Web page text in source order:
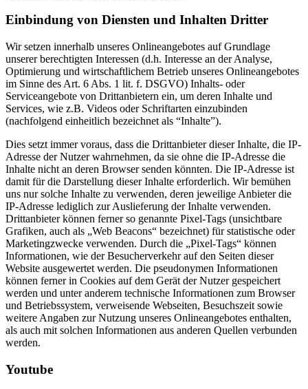
Einbindung von Diensten und Inhalten Dritter
Wir setzen innerhalb unseres Onlineangebotes auf Grundlage
unserer berechtigten Interessen (d.h. Interesse an der Analyse,
Optimierung und wirtschaftlichem Betrieb unseres Onlineangebotes
im Sinne des Art. 6 Abs. 1 lit. f. DSGVO) Inhalts- oder
Serviceangebote von Drittanbietern ein, um deren Inhalte und
Services, wie z.B. Videos oder Schriftarten einzubinden
(nachfolgend einheitlich bezeichnet als “Inhalte”).
Dies setzt immer voraus, dass die Drittanbieter dieser Inhalte, die IP-
Adresse der Nutzer wahrnehmen, da sie ohne die IP-Adresse die
Inhalte nicht an deren Browser senden könnten. Die IP-Adresse ist
damit für die Darstellung dieser Inhalte erforderlich. Wir bemühen
uns nur solche Inhalte zu verwenden, deren jeweilige Anbieter die
IP-Adresse lediglich zur Auslieferung der Inhalte verwenden.
Drittanbieter können ferner so genannte Pixel-Tags (unsichtbare
Grafiken, auch als „Web Beacons“ bezeichnet) für statistische oder
Marketingzwecke verwenden. Durch die „Pixel-Tags“ können
Informationen, wie der Besucherverkehr auf den Seiten dieser
Website ausgewertet werden. Die pseudonymen Informationen
können ferner in Cookies auf dem Gerät der Nutzer gespeichert
werden und unter anderem technische Informationen zum Browser
und Betriebssystem, verweisende Webseiten, Besuchszeit sowie
weitere Angaben zur Nutzung unseres Onlineangebotes enthalten,
als auch mit solchen Informationen aus anderen Quellen verbunden
werden.
Youtube